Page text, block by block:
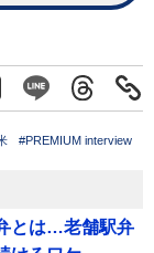
#PREMIUM interview
とは…老舗駅弁